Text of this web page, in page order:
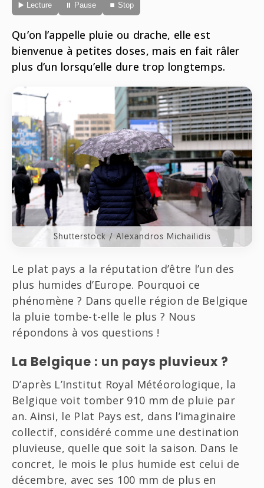
Météo
ONG
Politique
Française
Régions
Santé
Sciences
Société
Mangas
People
Théâtre
Planète
Animaux
Biodiversité
Sports
▶️ Lecture ⏸ Pause ⏹ Stop
Qu’on l’appelle pluie ou drache, elle est
bienvenue à petites doses, mais en fait râler
plus d’un lorsqu’elle dure trop longtemps.
Shutterstock / Alexandros Michailidis
Le plat pays a la réputation d’être l’un des
plus humides d’Europe. Pourquoi ce
phénomène ? Dans quelle région de Belgique
la pluie tombe-t-elle le plus ? Nous
répondons à vos questions !
La Belgique : un pays pluvieux ?
D’après L’Institut Royal Météorologique, la
Belgique voit tomber 910 mm de pluie par
an. Ainsi, le Plat Pays est, dans l’imaginaire
collectif, considéré comme une destination
pluvieuse, quelle que soit la saison. Dans le
concret, le mois le plus humide est celui de
décembre, avec ses 100 mm de plus en